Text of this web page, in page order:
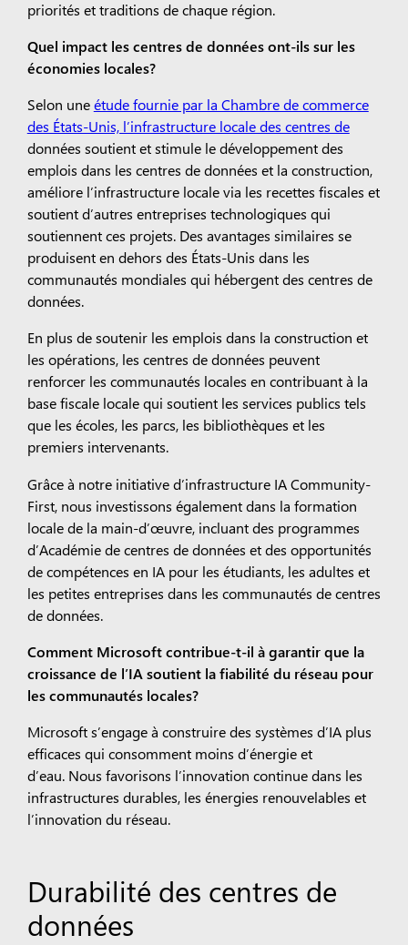
priorités et traditions de chaque région.
Quel impact les centres de données ont-ils sur les
économies locales?
Selon uneétude fournie par la Chambre de commerce
des États-Unis, l’infrastructure locale des centres de
données soutient et stimule le développement des
emplois dans les centres de données et la construction,
améliore l’infrastructure locale via les recettes fiscales et
soutient d’autres entreprises technologiques qui
soutiennent ces projets. Des avantages similaires se
produisent en dehors des États-Unis dans les
communautés mondiales qui hébergent des centres de
données.
En plus de soutenir les emplois dans la construction et
les opérations, les centres de données peuvent
renforcer les communautés locales en contribuant à la
base fiscale locale qui soutient les services publics tels
que les écoles, les parcs, les bibliothèques et les
premiers intervenants.
Grâce à notre initiative d’infrastructure IA Community-
First, nous investissons également dans la formation
locale de la main-d’œuvre, incluant des programmes
d’Académie de centres de données et des opportunités
de compétences en IA pour les étudiants, les adultes et
les petites entreprises dans les communautés de centres
de données.
Comment Microsoft contribue-t-il à garantir que la
croissance de l’IA soutient la fiabilité du réseau pour
les communautés locales?
Microsoft s’engage à construire des systèmes d’IA plus
efficaces qui consomment moins d’énergie et
d’eau. Nous favorisons l’innovation continue dans les
infrastructures durables, les énergies renouvelables et
l’innovation du réseau.
Durabilité des centres de
données